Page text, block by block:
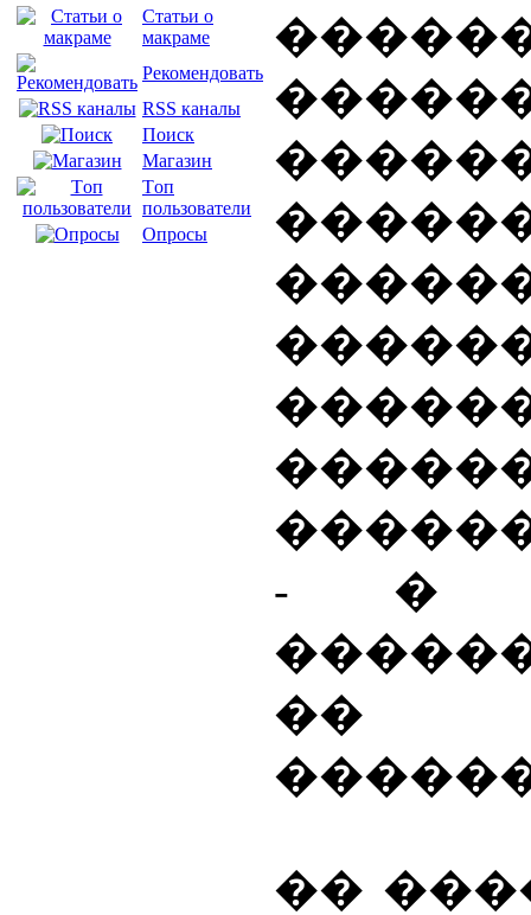
Статьи о
макраме
Рекомендовать
RSS каналы
Поиск
Магазин
Tоп
пользователи
Опросы
- �
��
��